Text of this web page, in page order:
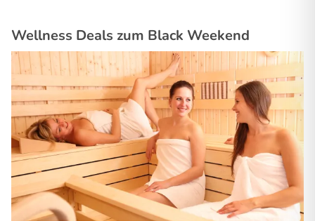
Wellness Deals zum Black Weekend